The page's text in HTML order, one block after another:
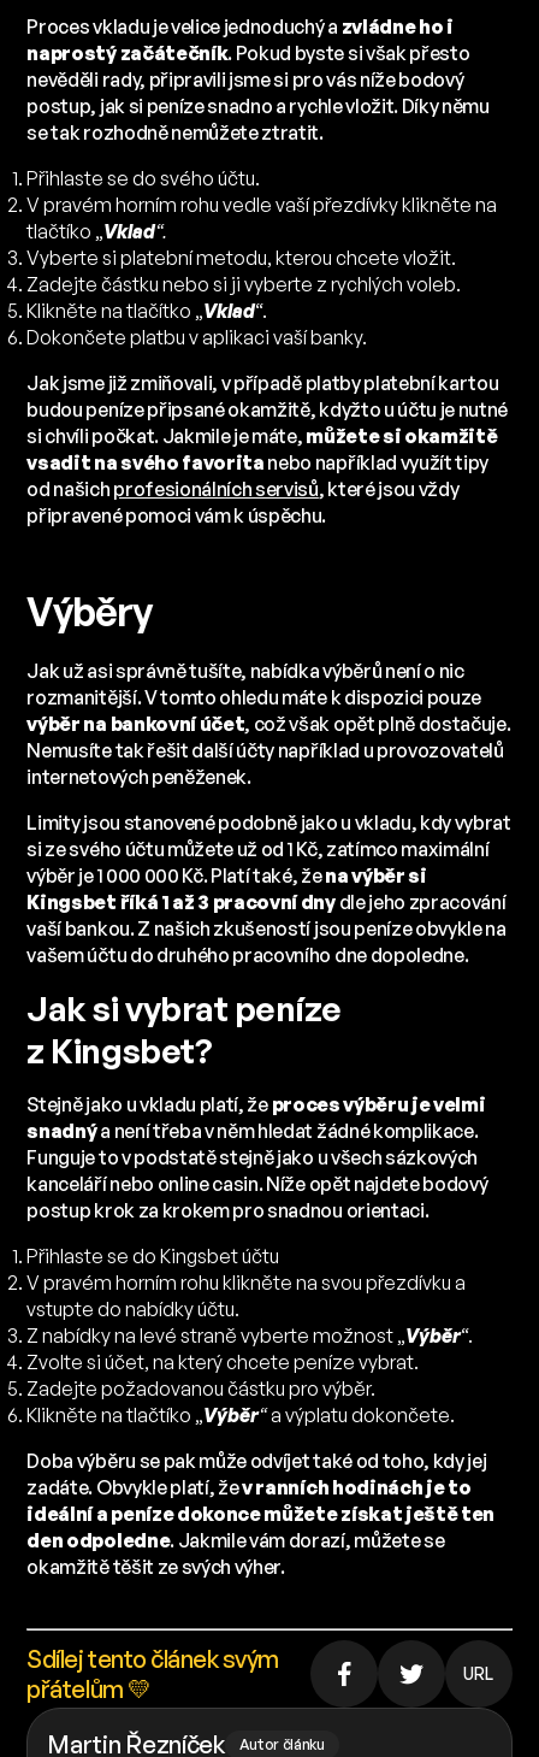
Proces vkladu je velice jednoduchý a zvládne ho i
naprostý začátečník. Pokud byste si však přesto
nevěděli rady, připravili jsme si pro vás níže bodový
postup, jak si peníze snadno a rychle vložit. Díky němu
se tak rozhodně nemůžete ztratit.
Přihlaste se do svého účtu.
V pravém horním rohu vedle vaší přezdívky klikněte na
tlačtíko „Vklad“.
Vyberte si platební metodu, kterou chcete vložit.
Zadejte částku nebo si ji vyberte z rychlých voleb.
Klikněte na tlačítko „Vklad“.
Dokončete platbu v aplikaci vaší banky.
Jak jsme již zmiňovali, v případě platby platební kartou
budou peníze připsané okamžitě, kdyžto u účtu je nutné
si chvíli počkat. Jakmile je máte, můžete si okamžitě
vsadit na svého favorita nebo například využít tipy
od našich profesionálních servisů, které jsou vždy
připravené pomoci vám k úspěchu.
Výběry
Jak už asi správně tušíte, nabídka výběrů není o nic
rozmanitější. V tomto ohledu máte k dispozici pouze
výběr na bankovní účet, což však opět plně dostačuje.
Nemusíte tak řešit další účty například u provozovatelů
internetových peněženek.
Limity jsou stanovené podobně jako u vkladu, kdy vybrat
si ze svého účtu můžete už od 1 Kč, zatímco maximální
výběr je 1 000 000 Kč. Platí také, žena výběr si
Kingsbet říká 1 až 3 pracovní dnydle jeho zpracování
vaší bankou. Z našich zkušeností jsou peníze obvykle na
vašem účtu do druhého pracovního dne dopoledne.
Jak si vybrat peníze
z Kingsbet?
Stejně jako u vkladu platí, že proces výběru je velmi
snadnýa není třeba v něm hledat žádné komplikace.
Funguje to v podstatě stejně jako u všech sázkových
kanceláří nebo online casin. Níže opět najdete bodový
postup krok za krokem pro snadnou orientaci.
Přihlaste se do Kingsbet účtu
V pravém horním rohu klikněte na svou přezdívku a
vstupte do nabídky účtu.
Z nabídky na levé straně vyberte možnost „Výběr“.
Zvolte si účet, na který chcete peníze vybrat.
Zadejte požadovanou částku pro výběr.
Klikněte na tlačtíko „Výběr“a výplatu dokončete.
Doba výběru se pak může odvíjet také od toho, kdy jej
zadáte. Obvykle platí, žev ranních hodinách je to
ideální a peníze dokonce můžete získat ještě ten
den odpoledne. Jakmile vám dorazí, můžete se
okamžitě těšit ze svých výher.
Sdílej tento článek svým
přátelům 💛
URL
Martin Řezníček Autor článku